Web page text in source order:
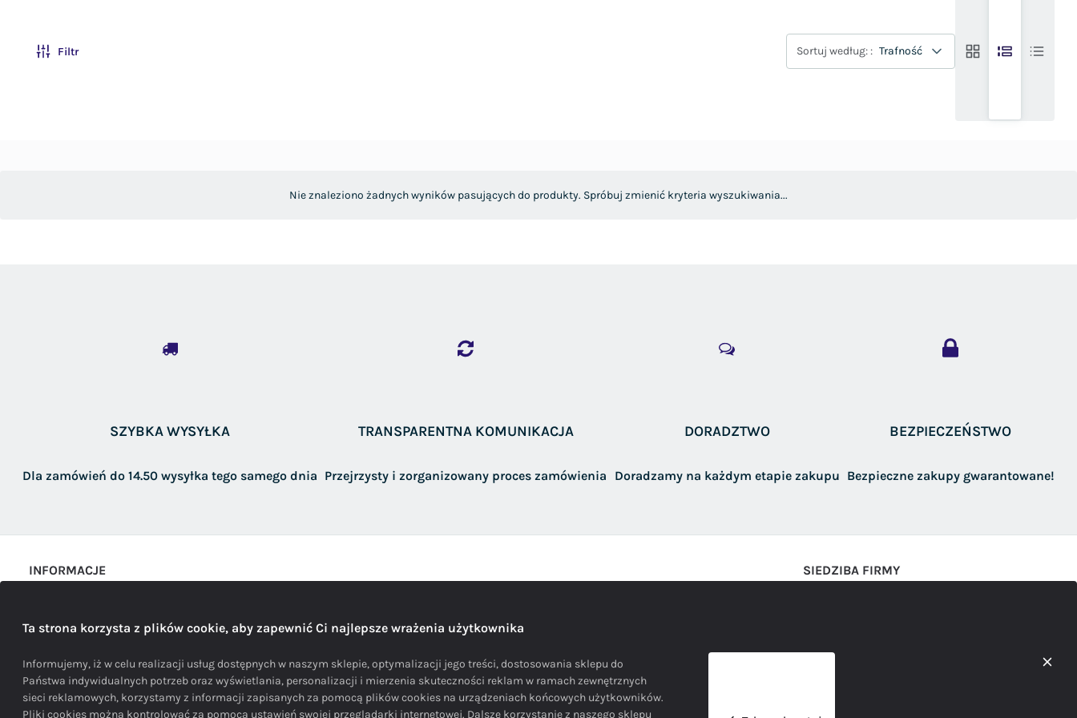
Filtr Sortuj według: : Trafność
Nie znaleziono żadnych wyników pasujących do produkty. Spróbuj zmienić kryteria wyszukiwania...
SZYBKA WYSYŁKA
Dla zamówień do 14.50 wysyłka tego samego dnia
TRANSPARENTNA KOMUNIKACJA
Przejrzysty i zorganizowany proces zamówienia
DORADZTWO
Doradzamy na każdym etapie zakupu
BEZPIECZEŃSTWO
Bezpieczne zakupy gwarantowane!
INFORMACJE
Polityka prywatności
SIEDZIBA FIRMY
62-100 Wągrowiec
Ta strona korzysta z plików cookie, aby zapewnić Ci najlepsze wrażenia użytkownika
Informujemy, iż w celu realizacji usług dostępnych w naszym sklepie, optymalizacji jego treści, dostosowania sklepu do
Państwa indywidualnych potrzeb oraz wyświetlania, personalizacji i mierzenia skuteczności reklam w ramach zewnętrznych
sieci reklamowych, korzystamy z informacji zapisanych za pomocą plików cookies na urządzeniach końcowych użytkowników.
Pliki cookies można kontrolować za pomocą ustawień swojej przeglądarki internetowej. Dalsze korzystanie z naszego sklepu